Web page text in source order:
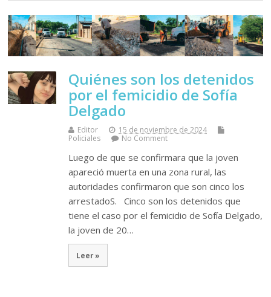
Quiénes son los detenidos
por el femicidio de Sofía
Delgado
Editor
15 de noviembre de 2024
Policiales
No Comment
Luego de que se confirmara que la joven
apareció muerta en una zona rural, las
autoridades confirmaron que son cinco los
arrestadoS. Cinco son los detenidos que
tiene el caso por el femicidio de Sofía Delgado,
la joven de 20…
Leer »